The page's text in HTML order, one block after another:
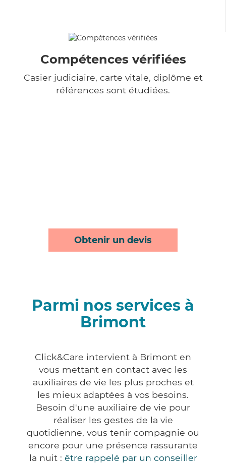
Compétences vérifiées
Casier judiciaire, carte vitale, diplôme et
références sont étudiées.
Obtenir un devis
Parmi nos services à
Brimont
Click&Care intervient à Brimont en
vous mettant en contact avec les
auxiliaires de vie les plus proches et
les mieux adaptées à vos besoins.
Besoin d'une auxiliaire de vie pour
réaliser les gestes de la vie
quotidienne, vous tenir compagnie ou
encore pour une présence rassurante
la nuit : être rappelé par un conseiller